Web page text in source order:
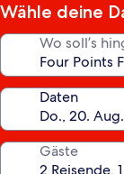
Wähle deine
Wo soll’s
Daten
Gäste